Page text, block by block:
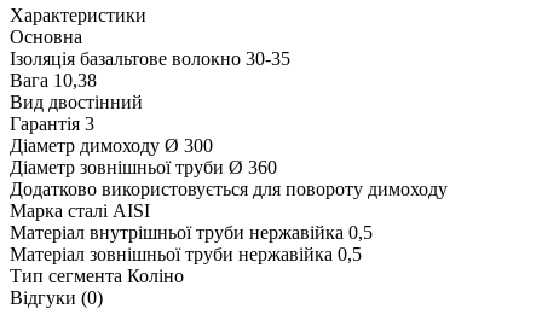
Характеристики
Основна
Ізоляція базальтове волокно 30-35
Вага 10,38
Вид двостінний
Гарантія 3
Діаметр димоходу Ø 300
Діаметр зовнішньої труби Ø 360
Додатково використовується для повороту димоходу
Марка сталі AISI
Матеріал внутрішньої труби нержавійка 0,5
Матеріал зовнішньої труби нержавійка 0,5
Тип сегмента Коліно
Відгуки (0)